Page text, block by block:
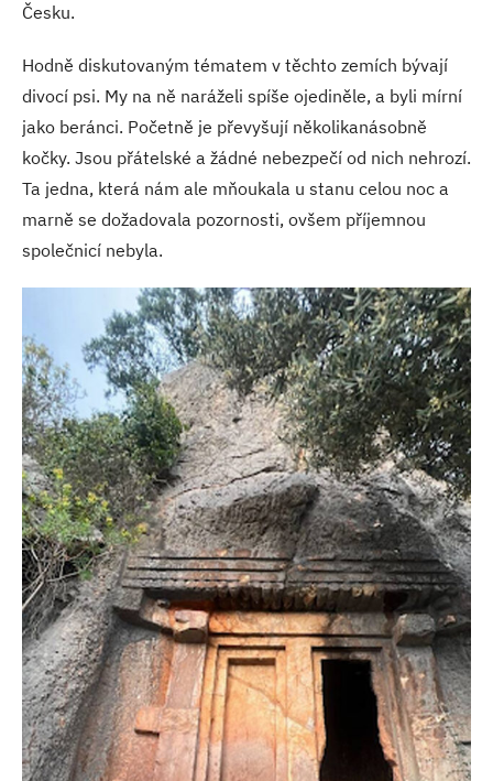
Česku.
Hodně diskutovaným tématem v těchto zemích bývají
divocí psi. My na ně naráželi spíše ojediněle, a byli mírní
jako beránci. Početně je převyšují několikanásobně
kočky. Jsou přátelské a žádné nebezpečí od nich nehrozí.
Ta jedna, která nám ale mňoukala u stanu celou noc a
marně se dožadovala pozornosti, ovšem příjemnou
společnicí nebyla.